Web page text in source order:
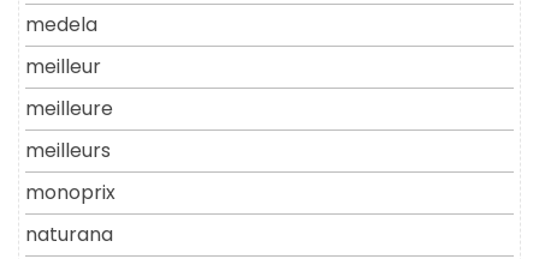
medela
meilleur
meilleure
meilleurs
monoprix
naturana